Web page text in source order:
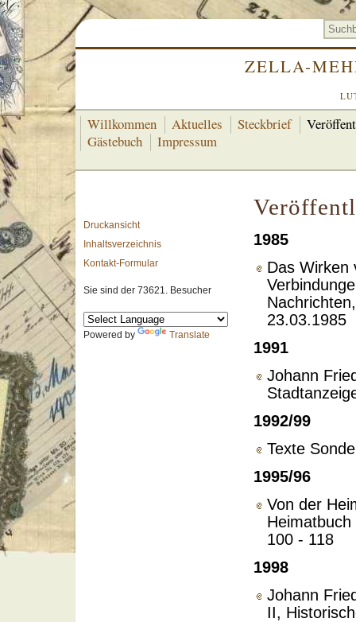
ZELLA-
Willkommen Aktuelles Steckbrief
Gästebuch
Impressum
Druckansicht
Inhaltsverzeichnis
Kontakt-Formular
Sie sind der 73621. Besucher
Powered by Translate
1985
Das Wirken
1991
Johann
1992/99
Texte
1995/96
Von der
100 - 118
1998
Johann
II,